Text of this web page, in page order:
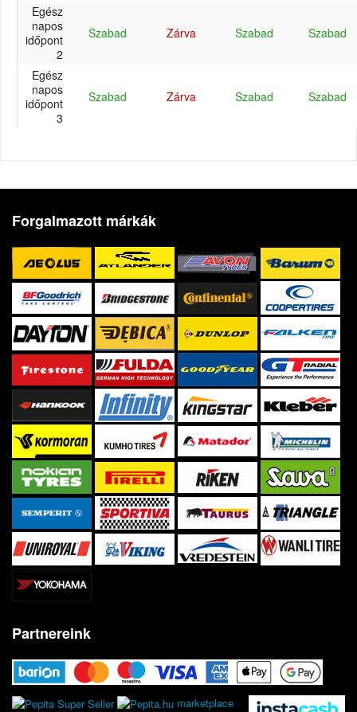
Egész
napos
időpont
2
Szabad Zárva Szabad Szabad
Egész
napos
időpont
3
Szabad Zárva Szabad Szabad
Forgalmazott márkák
Partnereink
marketplace